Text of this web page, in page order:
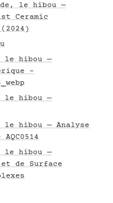
le hibou —
Ceramic
le hibou —
-
le hibou —
le hibou — Analyse
le hibou —
de Surface